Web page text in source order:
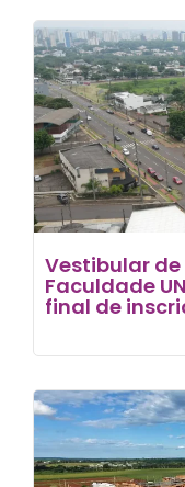
Vestibular
Faculdade
final de